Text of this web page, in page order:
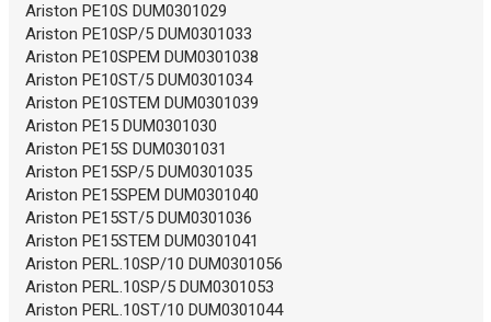
Ariston PE10S DUM0301029
Ariston PE10SP/5 DUM0301033
Ariston PE10SPEM DUM0301038
Ariston PE10ST/5 DUM0301034
Ariston PE10STEM DUM0301039
Ariston PE15 DUM0301030
Ariston PE15S DUM0301031
Ariston PE15SP/5 DUM0301035
Ariston PE15SPEM DUM0301040
Ariston PE15ST/5 DUM0301036
Ariston PE15STEM DUM0301041
Ariston PERL.10SP/10 DUM0301056
Ariston PERL.10SP/5 DUM0301053
Ariston PERL.10ST/10 DUM0301044